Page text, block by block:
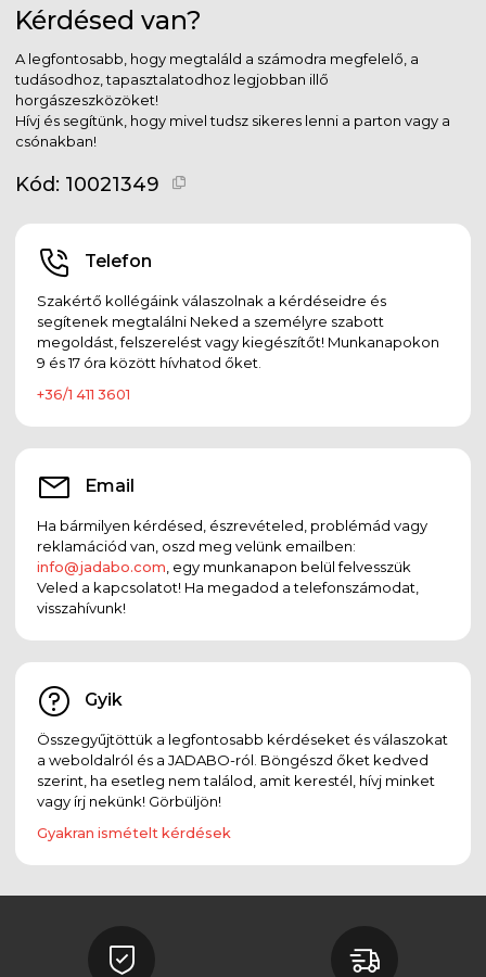
Kérdésed van?
A legfontosabb, hogy megtaláld a számodra megfelelő, a
tudásodhoz, tapasztalatodhoz legjobban illő
horgászeszközöket!
Hívj és segítünk, hogy mivel tudsz sikeres lenni a parton vagy a
csónakban!
Kód: 10021349
Telefon
Szakértő kollégáink válaszolnak a kérdéseidre és
segítenek megtalálni Neked a személyre szabott
megoldást, felszerelést vagy kiegészítőt! Munkanapokon
9 és 17 óra között hívhatod őket.
+36/1 411 3601
Email
Ha bármilyen kérdésed, észrevételed, problémád vagy
reklamációd van, oszd meg velünk emailben:
info@jadabo.com , egy munkanapon belül felvesszük
Veled a kapcsolatot! Ha megadod a telefonszámodat,
visszahívunk!
Gyik
Összegyűjtöttük a legfontosabb kérdéseket és válaszokat
a weboldalról és a JADABO-ról. Böngészd őket kedved
szerint, ha esetleg nem találod, amit kerestél, hívj minket
vagy írj nekünk! Görbüljön!
Gyakran ismételt kérdések